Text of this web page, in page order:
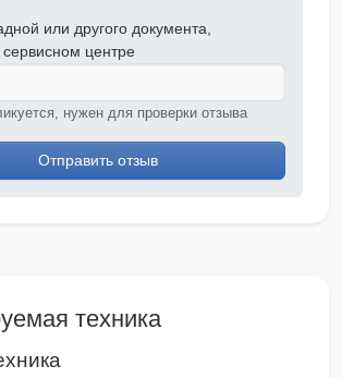
или другого документа,
центре
нужен для проверки отзыва
Отправить отзыв
техника